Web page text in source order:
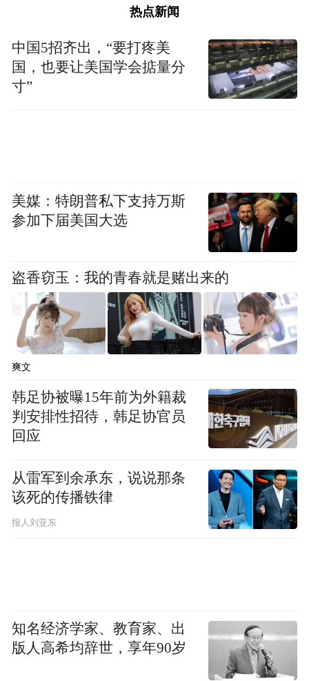
热点新闻
中国5招齐出，“要打疼美
国，也要让美国学会掂量分
寸”
美媒：特朗普私下支持万斯
参加下届美国大选
盗香窃玉：我的青春就是赌出来的
爽文
韩足协被曝15年前为外籍裁
判安排性招待，韩足协官员
回应
从雷军到余承东，说说那条
该死的传播铁律
报人刘亚东
知名经济学家、教育家、出
版人高希均辞世，享年90岁